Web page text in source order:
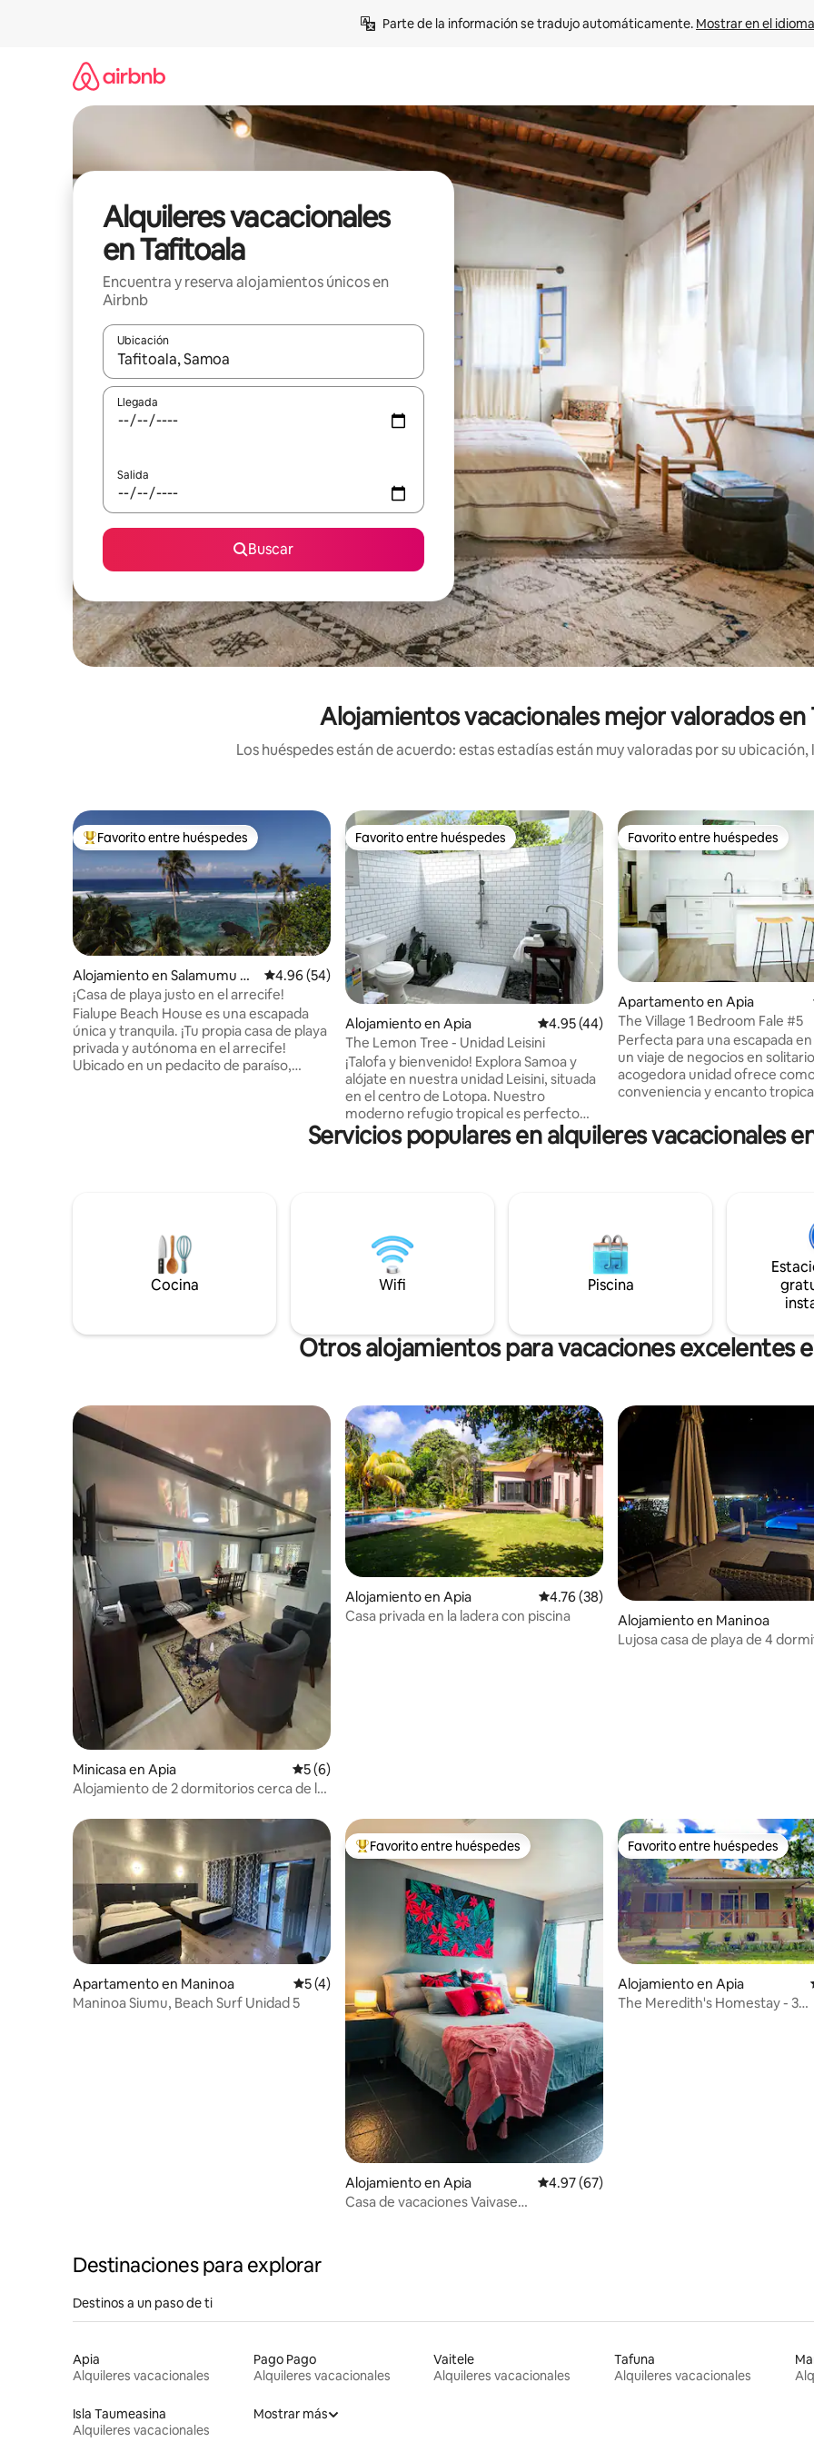
Parte de la información se tradujo automáticamente. Mostrar en el
Alquileres vacacionales
en Tafitoala
Encuentra y reserva alojamientos únicos en
Airbnb
Ubicación
Cuando los resultados estén disponibles, navega con las teclas de flecha hacia arriba y hacia abajo o explora con el
Llegada
Salida
Buscar
Alojamientos vacacionales mejor valorados en
Los huéspedes están de acuerdo: estas estadías están muy valoradas por su
Favorito entre huéspedes preferido
Favorito entre huéspedes
Alojamiento en Salamumu Be
ach
Calificación promedio: 4.96 de 5, 54 reseñas
4.96 (54)
¡Casa de playa justo en el arrecife!
Fialupe Beach House es una escapada
única y tranquila. ¡Tu propia casa de playa
privada y autónoma en el arrecife!
Ubicado en un pedacito de paraíso,
samoano tradicional abierto.
Favorito entre huéspedes
Favorito entre huéspedes
Alojamiento en Apia Calificación promedio: 4.95 de 5, 44 reseñas
4.95 (44)
The Lemon Tree - Unidad Leisini
¡Talofa y bienvenido! Explora Samoa y
alójate en nuestra unidad Leisini, situada
en el centro de Lotopa. Nuestro
moderno refugio tropical es perfecto
para todos, a solo 5 minutos de Apia, y
ofrece un acceso rápido a tiendas, cafés
nuestra isla. ¡Te sentirás tan mimado y
cómodo mientras creas recuerdos
duraderos de tu visita que sé que harán
que vuelvas de nuevo!
Favorito entre huéspedes
Favorito entre huéspedes
Apartamento en Apia
The Village 1 Bedroom Fale #5
Perfecta para una escapada
un viaje de negocios en
acogedora unidad ofrece
conveniencia y encanto
refréscate en tu habitación
acondicionado después de
escondido como para relajarte
disfrutar de las hermosas
montaña. ¡Echa un vistazo a nuestros
otros alojamientos!
Servicios populares en alquileres vacacionales
Cocina Wifi Piscina
Otros alojamientos para vacaciones excelentes
Minicasa en Apia Calificación promedio: 5 de 5, 6 reseñas
5 (6)
Alojamiento de 2 dormitorios cerca de la
Alojamiento en Apia Calificación promedio: 4.76 de 5, 38 reseñas
4.76 (38)
Casa privada en la ladera con piscina
Alojamiento en Maninoa
Lujosa casa de playa de 4
Apartamento en Maninoa Calificación promedio: 5 de 5, 4 reseñas
5 (4)
Maninoa Siumu, Beach Surf Unidad 5
Favorito entre huéspedes preferido
Favorito entre huéspedes
Alojamiento en Apia Calificación promedio: 4.97 de 5, 67 reseñas
4.97 (67)
Casa de vacaciones Vaivase
Favorito entre huéspedes
Favorito entre huéspedes
Alojamiento en Apia
The Meredith's Homestay - 3
Destinaciones para explorar
Destinos a un paso de ti
Apia
Alquileres vacacionales
Pago Pago
Alquileres vacacionales
Vaitele
Alquileres vacacionales
Tafuna
Alquileres vacacionales
Isla Taumeasina
Alquileres vacacionales
Mostrar más